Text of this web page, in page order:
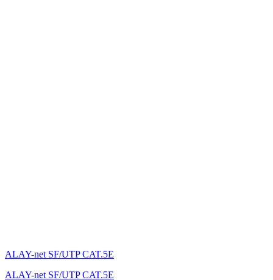
ALAY-net SF/UTP CAT.5E
ALAY-net SF/UTP CAT.5E